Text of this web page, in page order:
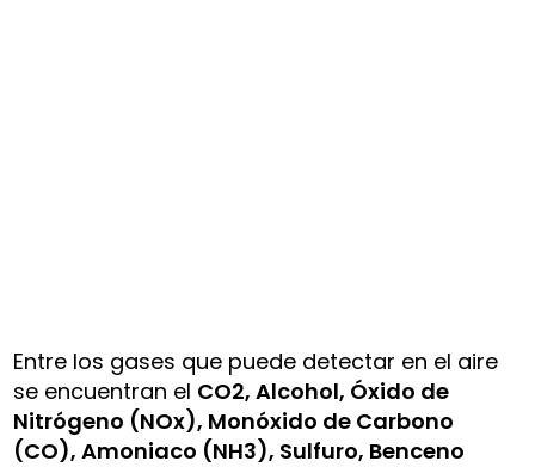
Entre los gases que puede detectar en el aire
se encuentran el CO2, Alcohol, Óxido de
Nitrógeno (NOx), Monóxido de Carbono
(CO), Amoniaco (NH3), Sulfuro, Benceno